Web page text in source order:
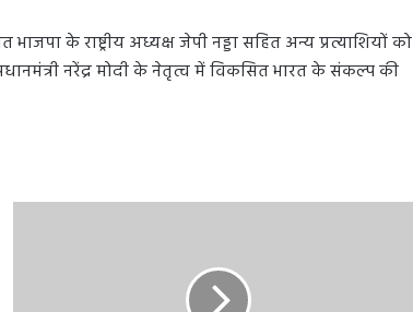
के राष्ट्रीय अध्यक्ष जेपी नड्डा सहित अन्य प्रत्याशियों को
नरेंद्र मोदी के नेतृत्व में विकसित भारत के संकल्प की